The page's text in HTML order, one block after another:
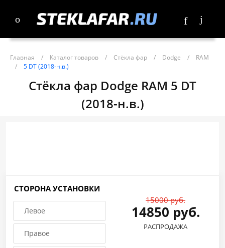
Главная / Каталог товаров / Стёкла фар / Dodge /
RAM
/
5 DT (2018-н.в.)
Стёкла фар Dodge RAM 5 DT
(2018-н.в.)
СТОРОНА УСТАНОВКИ
Левое
Правое
15000 руб.
14850 руб.
РАСПРОДАЖА